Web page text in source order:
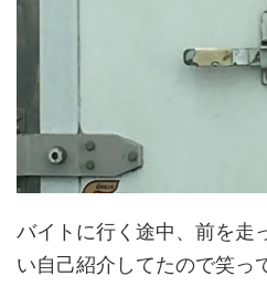
バイトに行く途中、前を走
い自己紹介してたので笑っ